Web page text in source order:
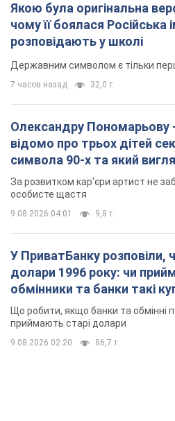
Якою була оригінальна
чому її боялася Російська
розповідають у школі
Державним символом є тільки
7 часов назад 32,0 т.
Олександру Пономарьову
відомо про трьох дітей
символа 90-х та який
мають
За розвитком кар'єри артист не
особисте щастя
9.08.2026 04:01 9,8 т.
У ПриватБанку розповіли,
долари 1996 року: чи
обмінники та банки такі
Що робити, якщо банки та обмінні
приймають старі долари
9.08.2026 02:20 86,7 т.